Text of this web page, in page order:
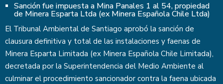
Sanción fue impuesta a Mina Panales 1 al 54, propiedad
de Minera Esparta Ltda (ex Minera Española Chile Ltda)
El Tribunal Ambiental de Santiago aprobó la sanción de
clausura definitiva y total de las instalaciones y faenas de
Minera Esparta Limitada (ex Minera Española Chile Limitada),
decretada por la Superintendencia del Medio Ambiente al
culminar el procedimiento sancionador contra la faena ubicada